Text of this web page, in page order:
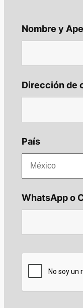
Nombre y
Dirección de
País
WhatsApp o